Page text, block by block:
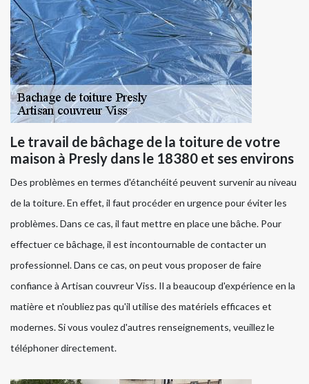
Le travail de bâchage de la toiture de votre
maison à Presly dans le 18380 et ses environs
Des problèmes en termes d'étanchéité peuvent survenir au niveau
de la toiture. En effet, il faut procéder en urgence pour éviter les
problèmes. Dans ce cas, il faut mettre en place une bâche. Pour
effectuer ce bâchage, il est incontournable de contacter un
professionnel. Dans ce cas, on peut vous proposer de faire
confiance à Artisan couvreur Viss. Il a beaucoup d'expérience en la
matière et n'oubliez pas qu'il utilise des matériels efficaces et
modernes. Si vous voulez d'autres renseignements, veuillez le
téléphoner directement.